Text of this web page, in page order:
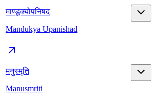
माण्डूक्योपनिषद
Mandukya Upanishad
मनुस्मृति
Manusmriti